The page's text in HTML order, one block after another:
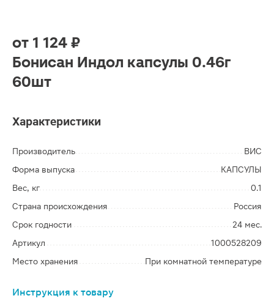
от 1 124 ₽
Бонисан Индол капсулы 0.46г
60шт
Характеристики
Производитель
ВИС
Форма выпуска
КАПСУЛЫ
Вес, кг
0.1
Страна происхождения
Россия
Срок годности
24 мес.
Артикул
1000528209
Место хранения
При комнатной температуре
Инструкция к товару